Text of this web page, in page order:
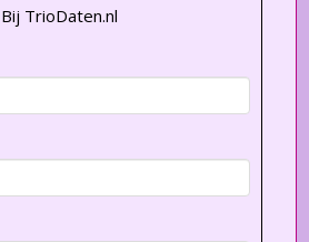
Bij TrioDaten.nl